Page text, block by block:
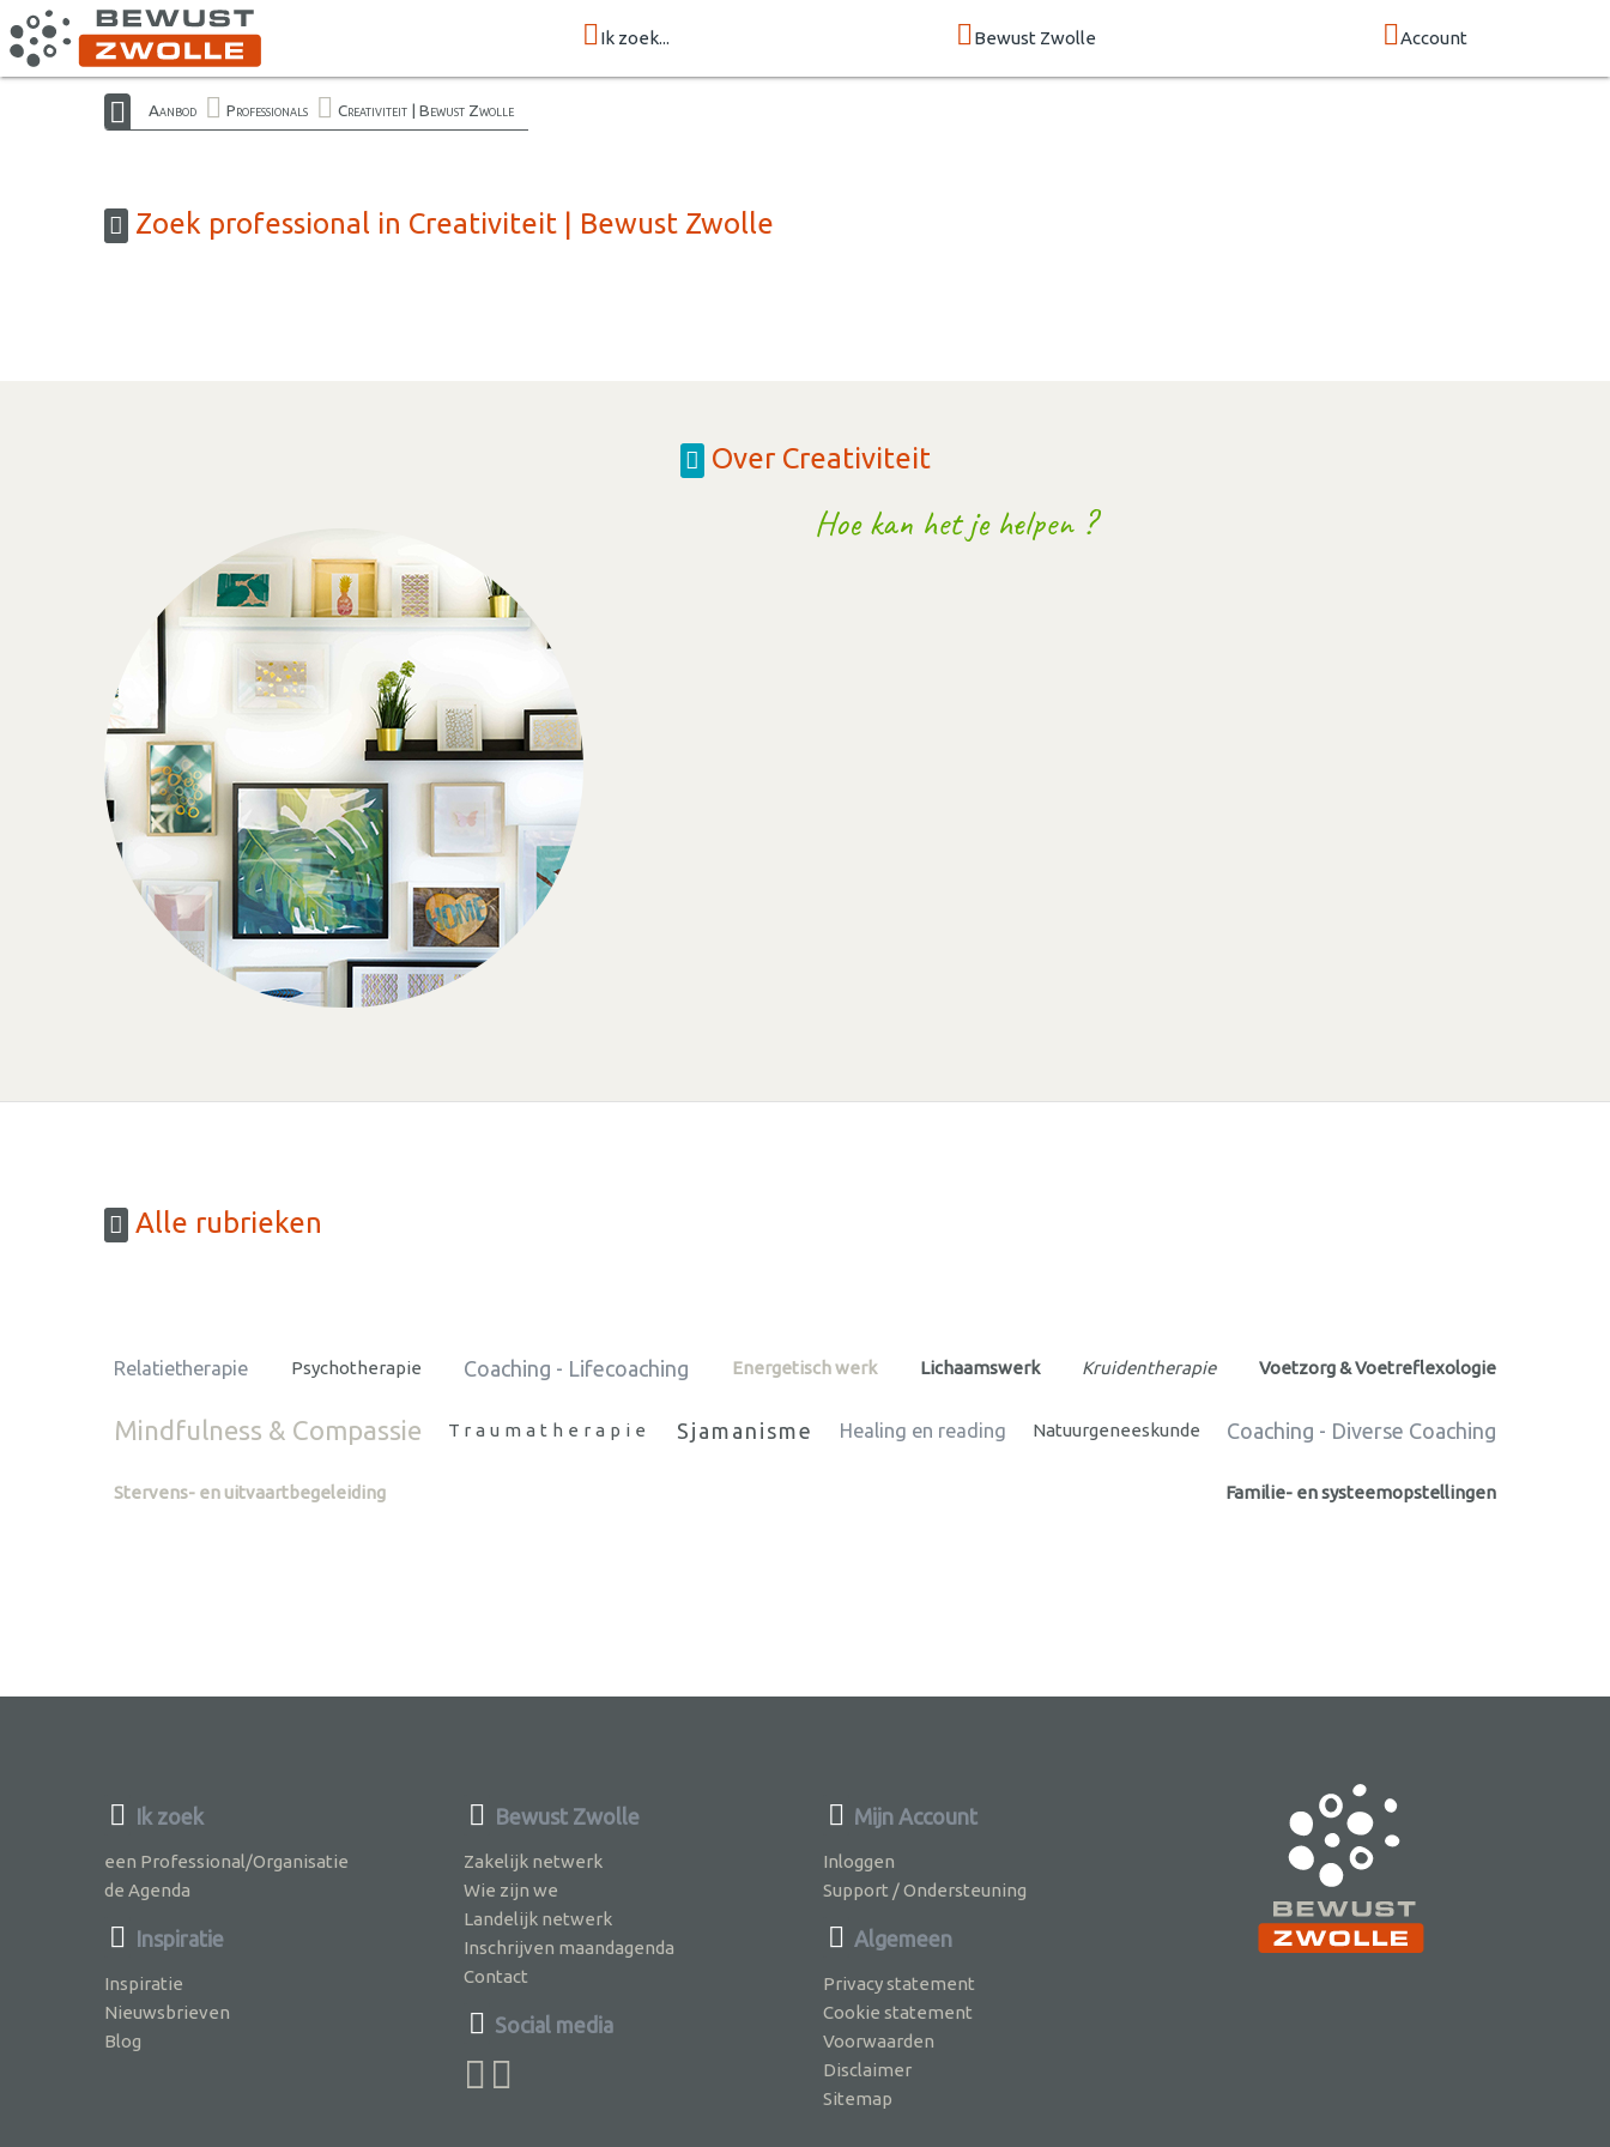
Ik zoek... Bewust Zwolle Account
Aanbod Professionals Creativiteit | Bewust Zwolle
Zoek professional in Creativiteit | Bewust Zwolle
Over Creativiteit
Hoe kan het je helpen ?
Alle rubrieken
Relatietherapie Psychotherapie Coaching - Lifecoaching Energetisch werk Lichaamswerk Kruidentherapie Voetzorg & Voetreflexologie
Mindfulness & Compassie Traumatherapie Sjamanisme Healing en reading Natuurgeneeskunde Coaching - Diverse Coaching
Stervens- en uitvaartbegeleiding Familie- en systeemopstellingen
Ik zoek
een Professional/Organisatie
de Agenda
Inspiratie
Inspiratie
Nieuwsbrieven
Blog
Bewust Zwolle
Zakelijk netwerk
Wie zijn we
Landelijk netwerk
Inschrijven maandagenda
Contact
Social media
Mijn Account
Inloggen
Support / Ondersteuning
Algemeen
Privacy statement
Cookie statement
Voorwaarden
Disclaimer
Sitemap